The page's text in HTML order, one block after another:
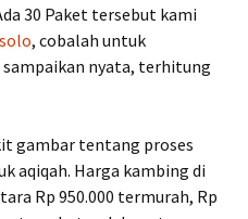
30 Paket tersebut kami
, cobalah untuk
nyata, terhitung
gambar tentang proses
aqiqah. Harga kambing di
Rp 950.000 termurah, Rp